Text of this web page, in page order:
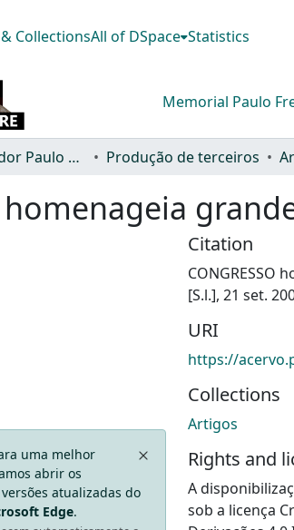
CollectionsAll of DSpace Statistics
Memorial Paulo
Acervo Educador Paulo Freire Produção de terceiros
uma melhor
abrir os
atualizadas do
Edge.
Citation
CONGRESSO
[S.l.], 21 set.
URI
https://
Collections
Artigos
Rights and
A
sob a licença